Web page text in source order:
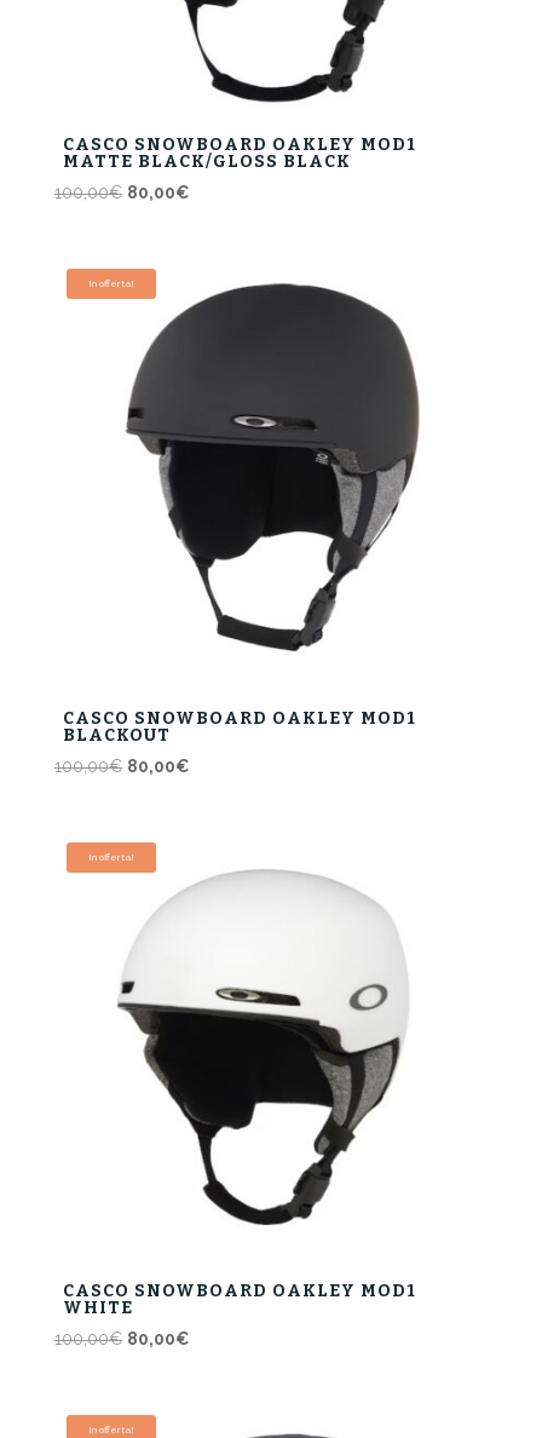
CASCO SNOWBOARD OAKLEY MOD1
MATTE BLACK/GLOSS BLACK
100,00€ Il
era:
100,00€.
80,00€Il
80,00€.
In offerta!
CASCO SNOWBOARD OAKLEY MOD1
BLACKOUT
100,00€ Il
era:
100,00€.
80,00€Il
80,00€.
In offerta!
CASCO SNOWBOARD OAKLEY MOD1
WHITE
100,00€ Il
era:
80,00€Il
In offerta!